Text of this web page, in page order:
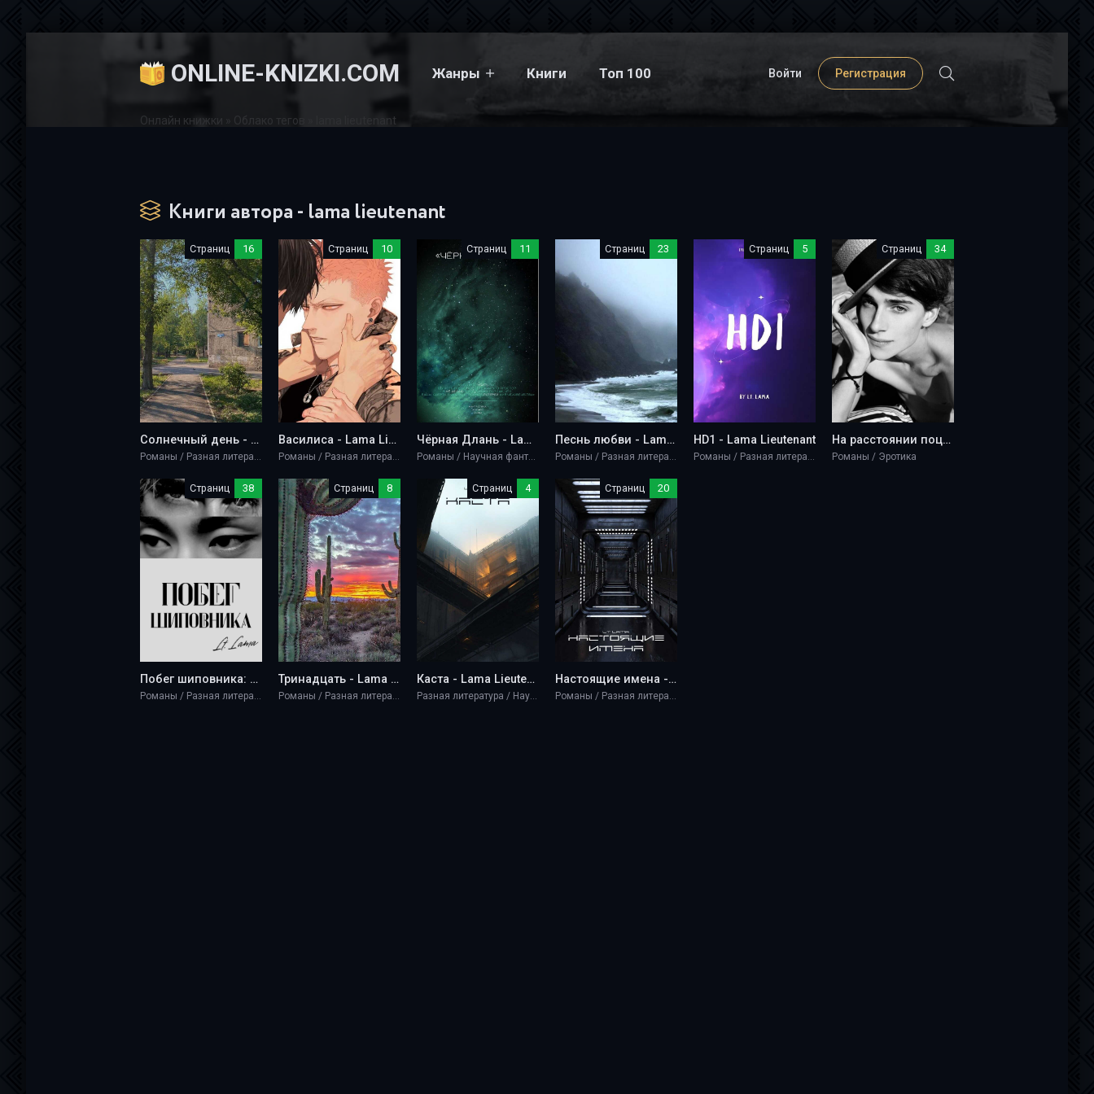
ONLINE-KNIZKI.COM Жанры Книги Топ 100 Войти Регистрация
Онлайн книжки Облако тегов » lama lieutenant
Книги автора - lama lieutenant
Страниц 16
Солнечный день - Lama Lieutenant
Романы / Разная литература / Эротика
Страниц 10
Василиса - Lama Lieutenant
Романы / Разная литература / Эротика / Юмористическая проза
Страниц 11
Чёрная Длань - Lama Lieutenant
Романы / Научная фантастика / Эротика
Страниц 23
Песнь любви - Lama Lieutenant
Романы / Разная литература / Эротика
Страниц 5
HD1 - Lama Lieutenant
Романы / Разная литература / Эротика
Страниц 34
На расстоянии поцелуя - Lama Lieutenant
Романы / Эротика
Страниц 38
Побег шиповника: Часть I - Lama Lieutenant
Романы / Разная литература / Ужасы и мистика / Эротика
Страниц 8
Тринадцать - Lama Lieutenant
Романы / Разная литература / Эротика
Страниц 4
Каста - Lama Lieutenant
Разная литература / Научная фантастика / Эротика
Страниц 20
Настоящие имена - Lama Lieutenant
Романы / Разная литература / Эротика / Научная фантастика